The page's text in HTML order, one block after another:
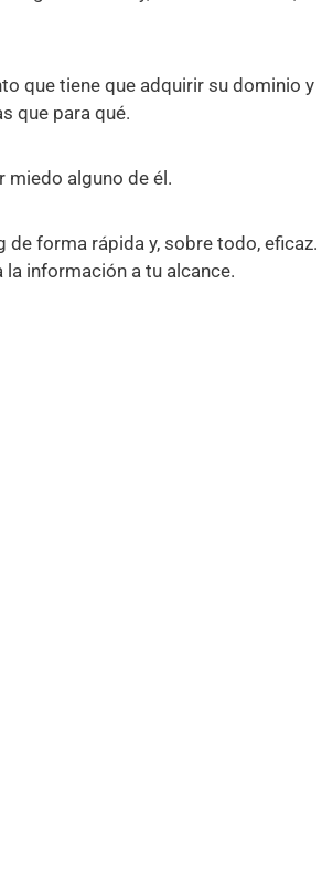
que tiene que adquirir su dominio y
que para qué.
miedo alguno de él.
forma rápida y, sobre todo, eficaz.
información a tu alcance.